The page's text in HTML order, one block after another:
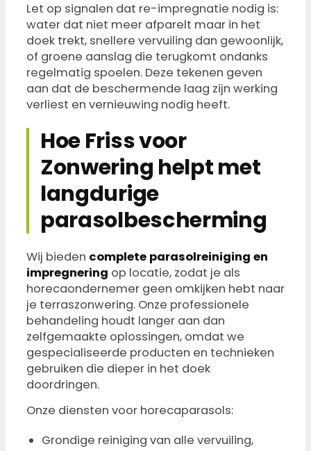
Let op signalen dat re-impregnatie nodig is:
water dat niet meer afparelt maar in het
doek trekt, snellere vervuiling dan gewoonlijk,
of groene aanslag die terugkomt ondanks
regelmatig spoelen. Deze tekenen geven
aan dat de beschermende laag zijn werking
verliest en vernieuwing nodig heeft.
Hoe Friss voor
Zonwering helpt met
langdurige
parasolbescherming
Wij bieden complete parasolreiniging en
impregnering op locatie, zodat je als
horecaondernemer geen omkijken hebt naar
je terraszonwering. Onze professionele
behandeling houdt langer aan dan
zelfgemaakte oplossingen, omdat we
gespecialiseerde producten en technieken
gebruiken die dieper in het doek
doordringen.
Onze diensten voor horecaparasols:
Grondige reiniging van alle vervuiling,